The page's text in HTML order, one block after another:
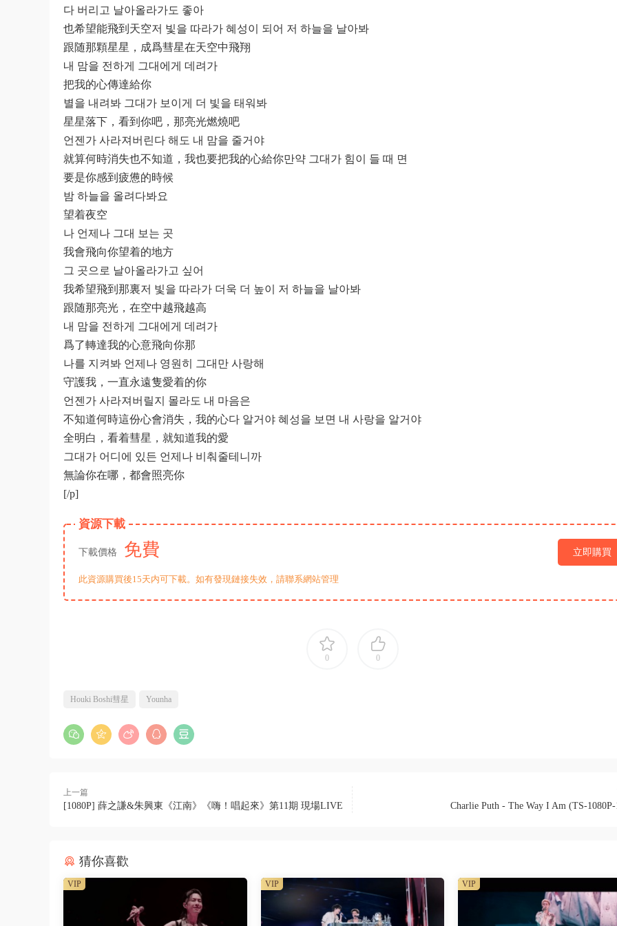
다 버리고 날아올라가도 좋아
也希望能飛到天空저 빛을 따라가 혜성이 되어 저 하늘을 날아봐
跟随那顆星星，成爲彗星在天空中飛翔
내 맘을 전하게 그대에게 데려가
把我的心傳達給你
별을 내려봐 그대가 보이게 더 빛을 태워봐
星星落下，看到你吧，那亮光燃燒吧
언젠가 사라져버린다 해도 내 맘을 줄거야
就算何時消失也不知道，我也要把我的心給你만약 그대가 힘이 들 때 면
要是你感到疲憊的時候
밤 하늘을 올려다봐요
望着夜空
나 언제나 그대 보는 곳
我會飛向你望着的地方
그 곳으로 날아올라가고 싶어
我希望飛到那裏저 빛을 따라가 더욱 더 높이 저 하늘을 날아봐
跟随那亮光，在空中越飛越高
내 맘을 전하게 그대에게 데려가
爲了轉達我的心意飛向你那
나를 지켜봐 언제나 영원히 그대만 사랑해
守護我，一直永遠隻愛着的你
언젠가 사라져버릴지 몰라도 내 마음은
不知道何時這份心會消失，我的心다 알거야 혜성을 보면 내 사랑을 알거야
全明白，看着彗星，就知道我的愛
그대가 어디에 있든 언제나 비춰줄테니까
無論你在哪，都會照亮你
[/p]
資源下載
下載價格 免費 立即購買
此資源購買後15天内可下載。如有發現鏈接失效，請聯系網站管理
0 0
Houki Boshi彗星 Younha
上一篇
[1080P] 薛之謙&朱興東《江南》《嗨！唱起來》第11期 現場LIVE Charlie Puth - The Way I Am (TS-
猜你喜歡
VIP VIP VIP